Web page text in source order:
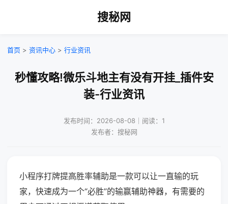
搜秘网
首页 > 资讯中心 > 行业资讯
秒懂攻略!微乐斗地主有没有开挂_插件安
装-行业资讯
发布时间：2026-08-08｜阅读：1
发布者：搜秘网
小程序打牌提高胜率辅助是一款可以让一直输的玩
家，快速成为一个“必胜”的输赢辅助神器，有需要的